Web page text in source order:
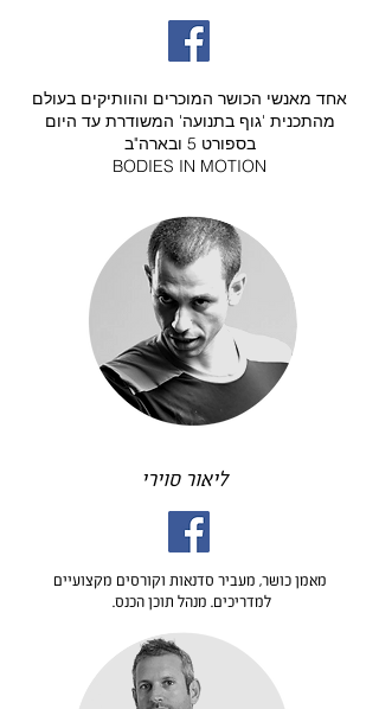
אחד מאנשי הכושר המוכרים והוותיקים בעולם
מהתכנית 'גוף בתנועה' המשודרת עד היום
בספורט 5 ובארה"ב
BODIES IN MOTION
ליאור סוירי
מאמן כושר, מעביר סדנאות וקורסים מקצועיים
למדריכים. מנהל תוכן הכנס.